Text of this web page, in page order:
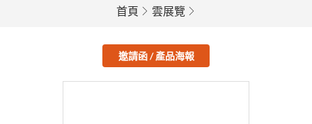
首頁 雲展覽
邀請函 / 產品海報